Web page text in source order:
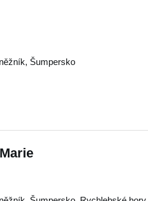
, Šumpersko